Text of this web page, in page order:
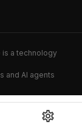
is a technology
and AI agents